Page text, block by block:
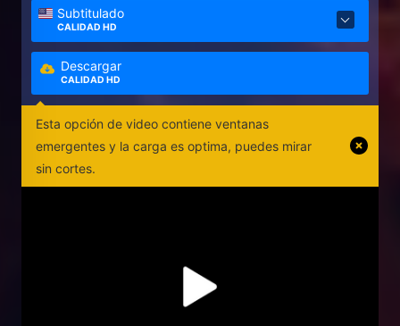
Subtitulado
CALIDAD HD
Descargar
CALIDAD HD
Esta opción de video contiene ventanas
emergentes y la carga es optima, puedes mirar
sin cortes.